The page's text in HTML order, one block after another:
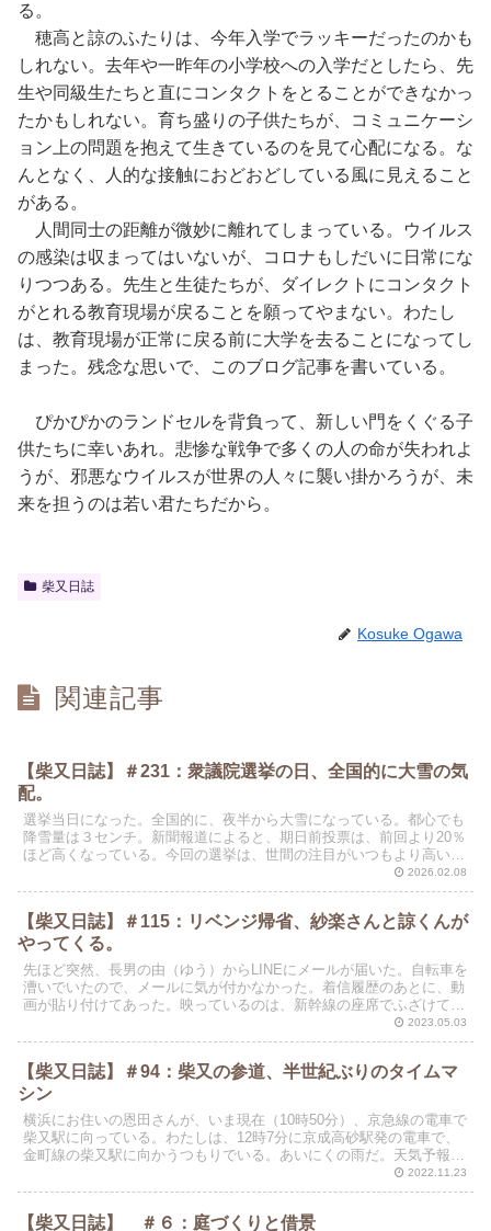
る。
穂高と諒のふたりは、今年入学でラッキーだったのかも
しれない。去年や一昨年の小学校への入学だとしたら、先
生や同級生たちと直にコンタクトをとることができなかっ
たかもしれない。育ち盛りの子供たちが、コミュニケーシ
ョン上の問題を抱えて生きているのを見て心配になる。な
んとなく、人的な接触におどおどしている風に見えること
がある。
人間同士の距離が微妙に離れてしまっている。ウイルス
の感染は収まってはいないが、コロナもしだいに日常にな
りつつある。先生と生徒たちが、ダイレクトにコンタクト
がとれる教育現場が戻ることを願ってやまない。わたし
は、教育現場が正常に戻る前に大学を去ることになってし
まった。残念な思いで、このブログ記事を書いている。
ぴかぴかのランドセルを背負って、新しい門をくぐる子
供たちに幸いあれ。悲惨な戦争で多くの人の命が失われよ
うが、邪悪なウイルスが世界の人々に襲い掛かろうが、未
来を担うのは若い君たちだから。
柴又日誌
Kosuke Ogawa
関連記事
【柴又日誌】＃231：衆議院選挙の日、全国的に大雪の気
配。
選挙当日になった。全国的に、夜半から大雪になっている。都心でも
降雪量は３センチ。新聞報道によると、期日前投票は、前回より20％
ほど高くなっている。今回の選挙は、世間の注目がいつもより高いら
2026.02.08
【柴又日誌】＃115：リベンジ帰省、紗楽さんと諒くんが
やってくる。
先ほど突然、長男の由（ゆう）からLINEにメールが届いた。自転車を
漕いでいたので、メールに気が付かなかった。着信履歴のあとに、動
画が貼り付けてあった。映っているのは、新幹線の座席でふざけてい
2023.05.03
【柴又日誌】＃94：柴又の参道、半世紀ぶりのタイムマ
シン
横浜にお住いの恩田さんが、いま現在（10時50分）、京急線の電車で
柴又駅に向っている。わたしは、12時7分に京成高砂駅発の電車で、
金町線の柴又駅に向かうつもりでいる。あいにくの雨だ。天気予報で
2022.11.23
【柴又日誌】 ＃６：庭づくりと借景